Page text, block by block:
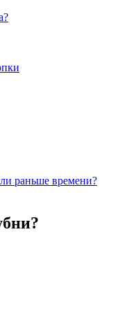
раньше времени?